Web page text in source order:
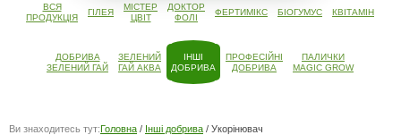
ВСЯ
ПРОДУКЦІЯ
ГІЛЕЯ
МІСТЕР
ЦВІТ
ДОКТОР
ФОЛІ
ФЕРТИМІКС БІОГУМУС КВІТАМІН
ДОБРИВА
ЗЕЛЕНИЙ ГАЙ
ЗЕЛЕНИЙ
ГАЙ АКВА
ІНШІ
ДОБРИВА
ПРОФЕСІЙНІ
ДОБРИВА
ПАЛИЧКИ
MAGIC GROW
Ви знаходитесь тут:Головна / Інші добрива / Укорінювач